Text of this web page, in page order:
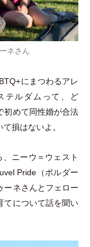
ネさん
にまつわるアレ
テルダムって、ど
初めて同性婚が合法
損はないよ。
ニーウ＝ウェスト
Pride （ポルダー
ーネさんとフェロー
てについて話を聞い